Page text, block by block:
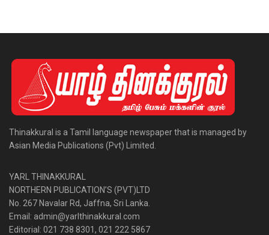
Thinakkural is a Tamil language newspaper that is managed by
Asian Media Publications (Pvt) Limited.
YARL THINAKKURAL
NORTHERN PUBLICATION’S (PVT)LTD
No. 267 Navalar Rd, Jaffna, Sri Lanka.
Email: admin@yarlthinakkural.com
Editorial: 021 738 8301, 021 222 5867